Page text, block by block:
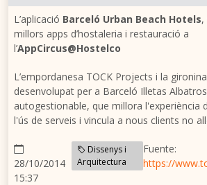
L’aplicació Barceló Urban Beach Hotels,
millors apps d’hostaleria i restauració a
l’AppCircus@Hostelco
L’empordanesa TOCK Projects i la gironina
desenvolupat per a Barceló Illetas
autogestionable, que millora l'experiència
l'ús de serveis i vincula a nous clients no
28/10/2014
15:37
Dissenys i
Arquitectura
Fuente:
https://